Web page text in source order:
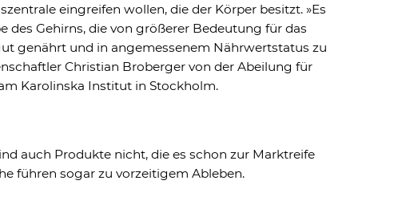
eingreifen wollen, die der Körper besitzt. »Es
des Gehirns, die von größerer Bedeutung für das
genährt und in angemessenem Nährwertstatus zu
Christian Broberger von der Abeilung für
Karolinska Institut in Stockholm.
auch Produkte nicht, die es schon zur Marktreife
führen sogar zu vorzeitigem Ableben.